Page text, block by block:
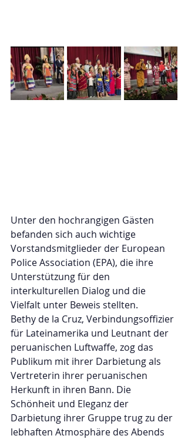
Unter den hochrangigen Gästen
befanden sich auch wichtige
Vorstandsmitglieder der European
Police Association (EPA), die ihre
Unterstützung für den
interkulturellen Dialog und die
Vielfalt unter Beweis stellten.
Bethy de la Cruz, Verbindungsoffizier
für Lateinamerika und Leutnant der
peruanischen Luftwaffe, zog das
Publikum mit ihrer Darbietung als
Vertreterin ihrer peruanischen
Herkunft in ihren Bann. Die
Schönheit und Eleganz der
Darbietung ihrer Gruppe trug zu der
lebhaften Atmosphäre des Abends